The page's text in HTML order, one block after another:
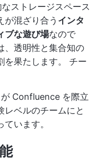
ストレージスペース
が混ざり合う インタ
ブな遊び場なので
、透明性と集合知の
を果たします。 チー
が Confluence を際立
レベルのチームにと
います。